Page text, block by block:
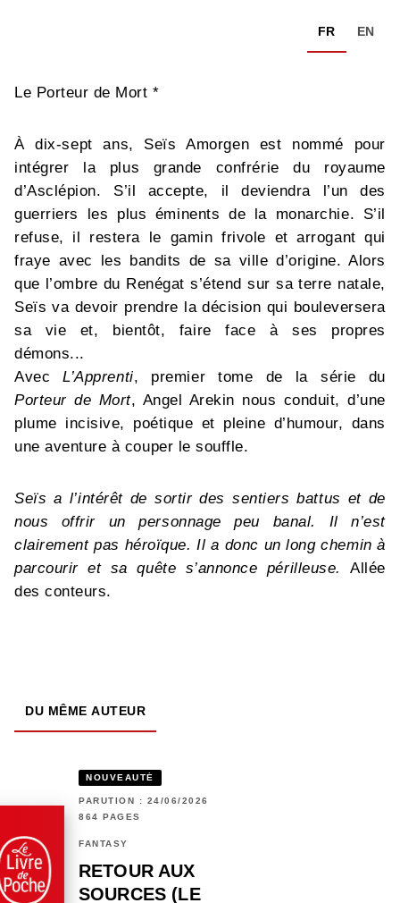
FR EN
Le Porteur de Mort *
À dix-sept ans, Seïs Amorgen est nommé pour
intégrer la plus grande confrérie du royaume
d’Asclépion. S’il accepte, il deviendra l’un des
guerriers les plus éminents de la monarchie. S’il
refuse, il restera le gamin frivole et arrogant qui
fraye avec les bandits de sa ville d’origine. Alors
que l’ombre du Renégat s’étend sur sa terre natale,
Seïs va devoir prendre la décision qui bouleversera
sa vie et, bientôt, faire face à ses propres
démons...
Avec L’Apprenti, premier tome de la série du
Porteur de Mort, Angel Arekin nous conduit, d’une
plume incisive, poétique et pleine d’humour, dans
une aventure à couper le souffle.
Seïs a l’intérêt de sortir des sentiers battus et de
nous offrir un personnage peu banal. Il n’est
clairement pas héroïque. Il a donc un long chemin à
parcourir et sa quête s’annonce périlleuse.Allée
des conteurs.
DU MÊME AUTEUR
NOUVEAUTÉ
PARUTION : 24/06/2026
864 PAGES
FANTASY
RETOUR AUX
SOURCES (LE